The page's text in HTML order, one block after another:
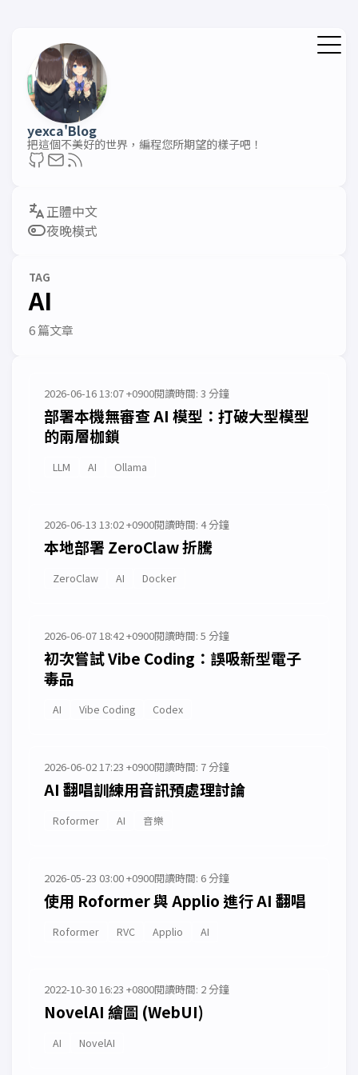
yexca'Blog
把這個不美好的世界，編程您所期望的樣子吧！
夜晚模式
TAG
AI
6 篇文章
2026-06-16 13:07 +0900閱讀時間: 3 分鐘
部署本機無審查 AI 模型：打破大型模型
的兩層枷鎖
LLM AI Ollama
2026-06-13 13:02 +0900閱讀時間: 4 分鐘
本地部署 ZeroClaw 折騰
ZeroClaw AI Docker
2026-06-07 18:42 +0900閱讀時間: 5 分鐘
初次嘗試 Vibe Coding：誤吸新型電子
毒品
AI Vibe Coding Codex
2026-06-02 17:23 +0900閱讀時間: 7 分鐘
AI 翻唱訓練用音訊預處理討論
Roformer AI 音樂
2026-05-23 03:00 +0900閱讀時間: 6 分鐘
使用 Roformer 與 Applio 進行 AI 翻唱
Roformer RVC Applio AI
2022-10-30 16:23 +0800閱讀時間: 2 分鐘
NovelAI 繪圖 (WebUI)
AI NovelAI